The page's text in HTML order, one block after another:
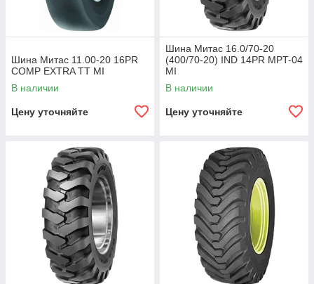
Шина Митас 11.00-20 16PR
COMP EXTRA TT MI
В наличии
Цену уточняйте
Шина Митас 16.0/70-20
(400/70-20) IND 14PR MPT-04
MI
В наличии
Цену уточняйте